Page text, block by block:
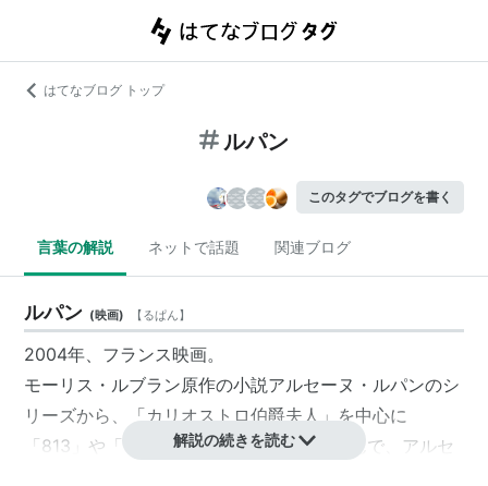
はてなブログ トップ
ルパン
このタグでブログを書く
言葉の解説 ネットで話題 関連ブログ
ルパン (映画) 【るぱん】
2004年、フランス映画。
モーリス・ルブラン原作の小説アルセーヌ・ルパンのシ
リーズから、「カリオストロ伯爵夫人」を中心に
「813」や「奇巌城」などの内容を盛り込んで、アルセ
解説の続きを読む